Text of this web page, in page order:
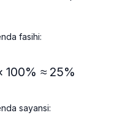
fasihi:
× 100\% ≈
100% ≈ 25%
sayansi: